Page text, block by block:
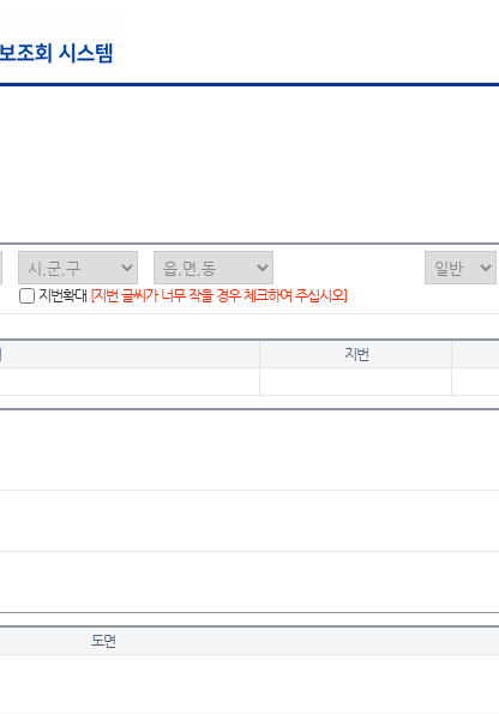
지번확대 [지번 글씨가 너무 작을 경우 체크하여 주십시오]
지번
도면